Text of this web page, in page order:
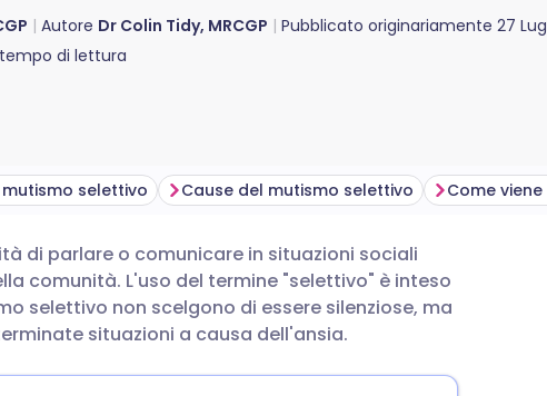
Autore Dr Colin Tidy, MRCGP Pubblicato originariamente 27
tempo di lettura
Deutsch
Français
mutismo selettivo Cause del mutismo selettivo
di parlare o comunicare in situazioni sociali
comunità. L'uso del termine "selettivo" è inteso
selettivo non scelgono di essere silenziose, ma
situazioni a causa dell'ansia.